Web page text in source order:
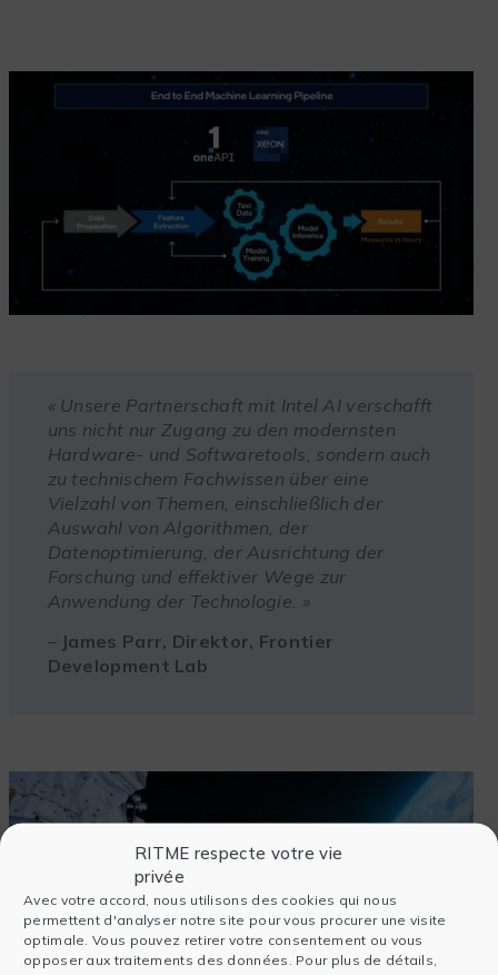
RITME respecte votre vie
privée
Avec votre accord, nous utilisons des cookies qui nous
permettent d'analyser notre site pour vous procurer une visite
optimale. Vous pouvez retirer votre consentement ou vous
opposer aux traitements des données. Pour plus de détails,
« Unsere Partnerschaft mit Intel AI verschafft
uns nicht nur Zugang zu den modernsten
Hardware- und Softwaretools, sondern auch
zu technischem Fachwissen über eine
Vielzahl von Themen, einschließlich der
Auswahl von Algorithmen, der
Datenoptimierung, der Ausrichtung der
Forschung und effektiver Wege zur
Anwendung der Technologie. »
– James Parr, Direktor, Frontier
Development Lab